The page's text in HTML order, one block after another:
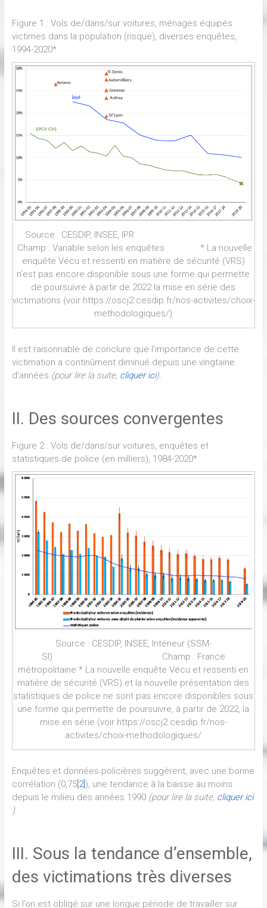
Figure 1 : Vols de/dans/sur voitures, ménages équipés
victimes dans la population (risque), diverses enquêtes,
1994-2020*
Source : CESDIP, INSEE, IPR
Champ : Variable selon les enquêtes * La nouvelle
enquête Vécu et ressenti en matière de sécurité (VRS)
n’est pas encore disponible sous une forme qui permette
de poursuivre à partir de 2022 la mise en série des
victimations (voir https://oscj2.cesdip.fr/nos-activites/choix-
methodologiques/)
Il est raisonnable de conclure que l’importance de cette
victimation a continûment diminué depuis une vingtaine
d’années (pour lire la suite, cliquer ici).
II. Des sources convergentes
Figure 2 : Vols de/dans/sur voitures, enquêtes et
statistiques de police (en milliers), 1984-2020*
Source : CESDIP, INSEE, Intérieur (SSM-
SI) Champ : France
métropolitaine * La nouvelle enquête Vécu et ressenti en
matière de sécurité (VRS) et la nouvelle présentation des
statistiques de police ne sont pas encore disponibles sous
une forme qui permette de poursuivre, à partir de 2022, la
mise en série (voir https://oscj2.cesdip.fr/nos-
activites/choix-methodologiques/
Enquêtes et données policières suggèrent, avec une bonne
corrélation (0,75[2]), une tendance à la baisse au moins
depuis le milieu des années 1990 (pour lire la suite, cliquer ici
).
III. Sous la tendance d’ensemble,
des victimations très diverses
Si l’on est obligé sur une longue période de travailler sur